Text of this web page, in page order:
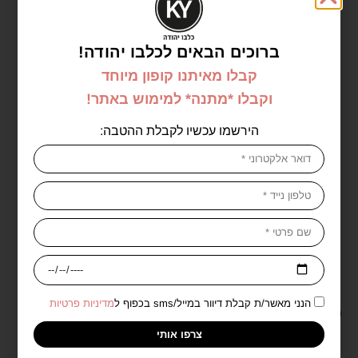
מוצרים נוספים מהמותג Trimay - טרימיי
אזל במלאי
טרימיי טונר אסנס להרגעה לקטו
Lacto Houttuynia Madeca
Soothing Facial Toner 200ml
₪59.90
טרימיי שמן ניקוי מרוכז חומצה
הילארונית מועשר בשמן זית 150
ברוכים הבאים לכלבו יהודה!
קבלו מאיתנו קופון מיוחד
וקבלו *מתנה* למימוש באתר!
הירשמו עכשיו לקבלת ההטבה:
הנני מאשר/ת קבלת דיוור במייל/sms בכפוף ל מדיניות פרטיות
צרפו אותי